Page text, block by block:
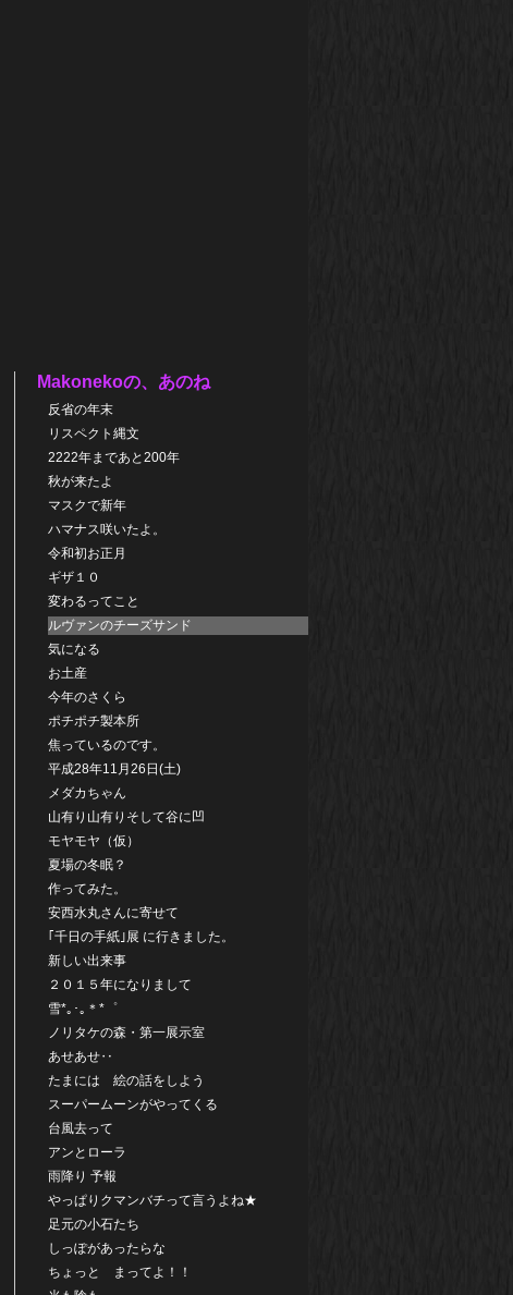
Makonekoの、あのね
反省の年末
リスペクト縄文
2222年まであと200年
秋が来たよ
マスクで新年
ハマナス咲いたよ。
令和初お正月
ギザ１０
変わるってこと
ルヴァンのチーズサンド
気になる
お土産
今年のさくら
ポチポチ製本所
焦っているのです。
平成28年11月26日(土)
メダカちゃん
山有り山有りそして谷に凹
モヤモヤ（仮）
夏場の冬眠？
作ってみた。
安西水丸さんに寄せて
｢千日の手紙｣展 に行きました。
新しい出来事
２０１５年になりまして
雪*｡･｡＊*゜
ノリタケの森・第一展示室
あせあせ‥
たまには 絵の話をしよう
スーパームーンがやってくる
台風去って
アンとローラ
雨降り 予報
やっぱりクマンバチって言うよね★
足元の小石たち
しっぽがあったらな
ちょっと まってよ！！